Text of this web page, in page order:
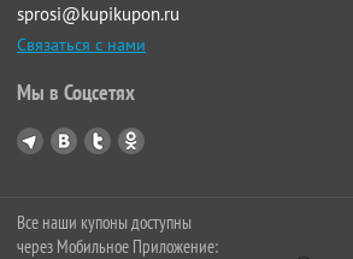
sprosi@kupikupon.ru
Связаться с нами
Мы в Соцсетях
Все наши купоны доступны
через Мобильное Приложение: